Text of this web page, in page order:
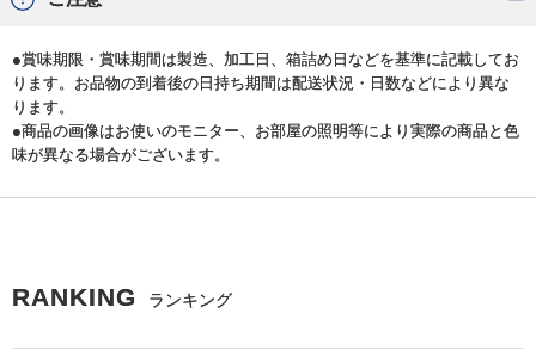
●賞味期限・賞味期間は製造、加工日、箱詰め日などを基準に記載してお
ります。お品物の到着後の日持ち期間は配送状況・日数などにより異な
ります。
●商品の画像はお使いのモニター、お部屋の照明等により実際の商品と色
味が異なる場合がございます。
RANKING ランキング